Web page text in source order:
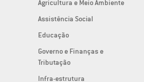
Agricultura e Meio Ambiente
Assistência Social
Educação
Governo e Finanças e
Tributação
Infra-estrutura